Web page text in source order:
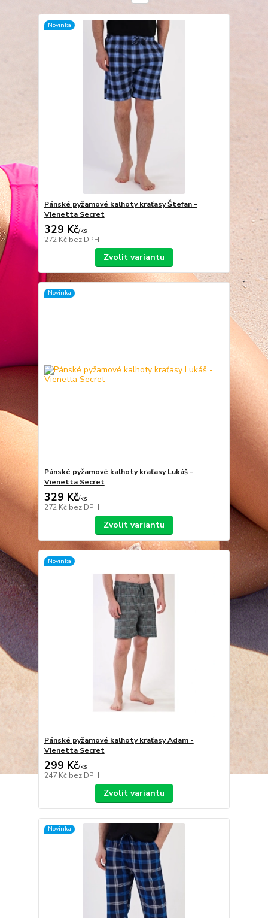
Novinka
Pánské pyžamové kalhoty kraťasy Štefan -
Vienetta Secret
329 Kč/ks
272 Kč bez DPH
Zvolit variantu
Novinka
Pánské pyžamové kalhoty kraťasy Lukáš -
Vienetta Secret
329 Kč/ks
272 Kč bez DPH
Zvolit variantu
Novinka
Pánské pyžamové kalhoty kraťasy Adam -
Vienetta Secret
299 Kč/ks
247 Kč bez DPH
Zvolit variantu
Novinka